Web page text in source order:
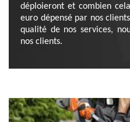
déploieront et combien
euro dépensé par nos
qualité de nos services,
nos clients.